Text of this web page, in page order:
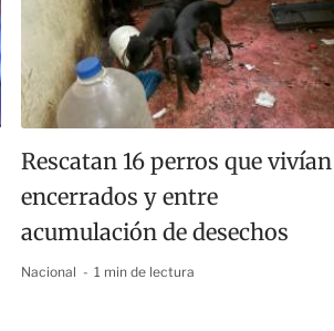
Rescatan 16 perros que vivían
encerrados y entre
acumulación de desechos
Nacional 1 min de lectura